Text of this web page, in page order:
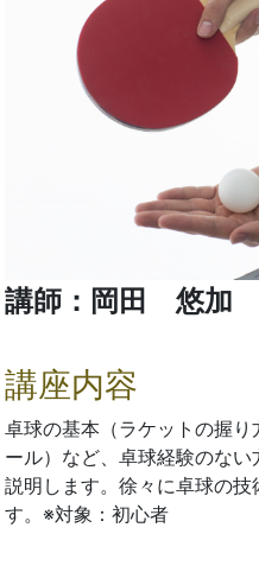
講師：岡田 悠加
講座内容
卓球の基本（ラケットの握
ール）など、卓球経験のな
説明します。徐々に卓球の
す。※対象：初心者